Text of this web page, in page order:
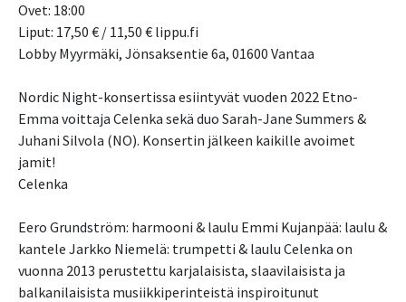
Ovet: 18:00
Liput: 17,50 € / 11,50 € lippu.fi
Lobby Myyrmäki, Jönsaksentie 6a, 01600 Vantaa
Nordic Night-konsertissa esiintyvät vuoden 2022 Etno-
Emma voittaja Celenka sekä duo Sarah-Jane Summers &
Juhani Silvola (NO). Konsertin jälkeen kaikille avoimet
jamit!
Celenka
Eero Grundström: harmooni & laulu Emmi Kujanpää: laulu &
kantele Jarkko Niemelä: trumpetti & laulu Celenka on
vuonna 2013 perustettu karjalaisista, slaavilaisista ja
balkanilaisista musiikkiperinteistä inspiroitunut